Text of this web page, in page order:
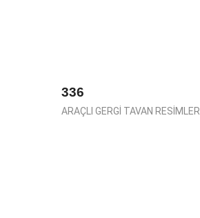
336
ARAÇLI GERGİ TAVAN RESİMLERİ